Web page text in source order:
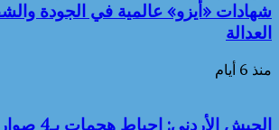
شهادات «أيزو» عالمية في الجودة
العدالة
منذ 6 أيام